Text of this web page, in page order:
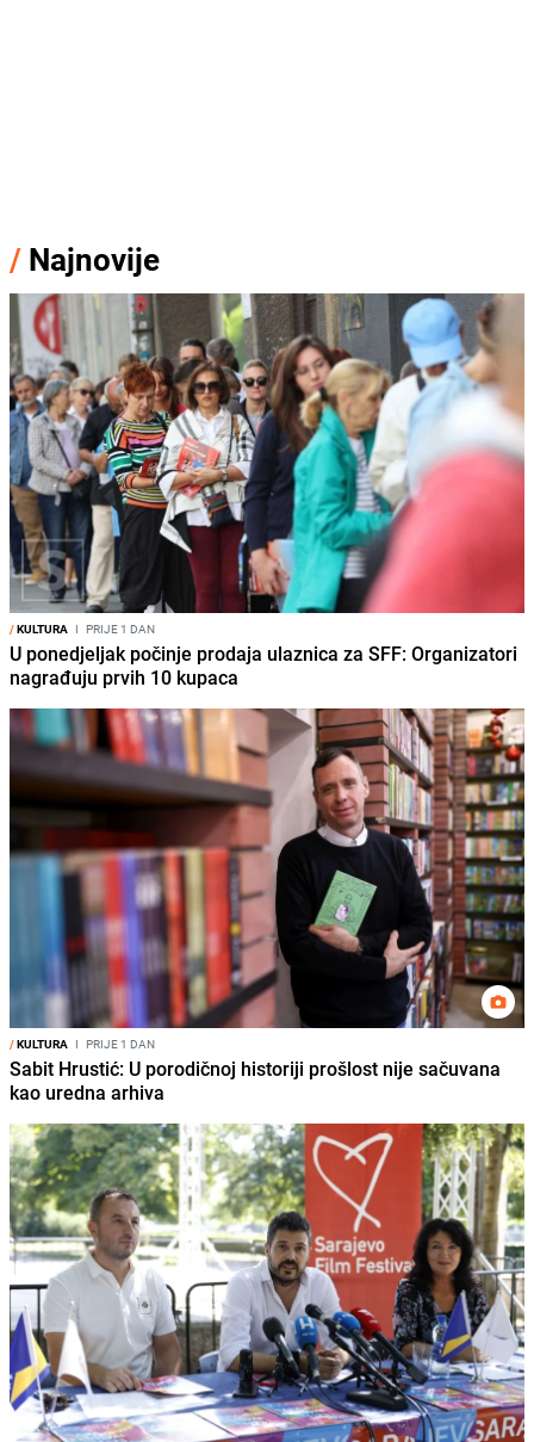
/ Najnovije
/KULTURA I PRIJE 1 DAN
U ponedjeljak počinje prodaja ulaznica za SFF: Organizatori
nagrađuju prvih 10 kupaca
/KULTURA I PRIJE 1 DAN
Sabit Hrustić: U porodičnoj historiji prošlost nije sačuvana
kao uredna arhiva